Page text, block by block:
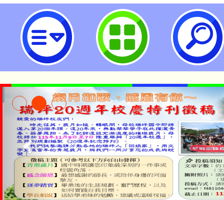
國立臺灣師範大學辦理「健康教育
導向課程教學設計發表會」-桃園
淨零綠生活教案入校路